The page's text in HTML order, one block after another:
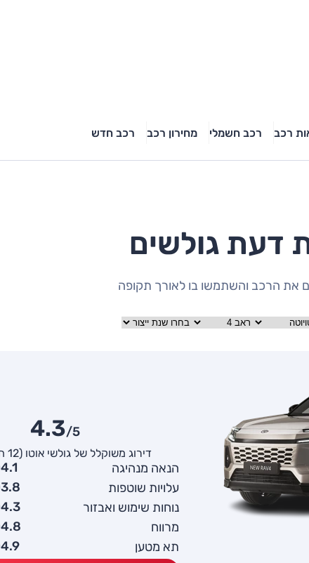
רכב רכב חשמלי מחירון רכב רכב חדש
את הרכב והשתמשו בו לאורך תקופה
4.3/5
דירוג משוקלל של גולשי אוטו (12 חוות דעת)
הנאה מנהיגה
4.1
עלויות שוטפות
3.8
נוחות שימוש ואבזור
4.3
מרווח
4.8
תא מטען
4.9